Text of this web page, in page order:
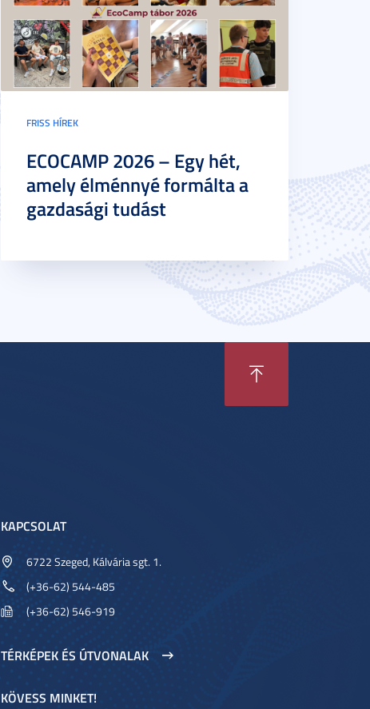
FRISS HÍREK
ECOCAMP 2026 – Egy hét,
amely élménnyé formálta a
gazdasági tudást
KAPCSOLAT
6722 Szeged, Kálvária sgt. 1.
(+36-62) 544-485
(+36-62) 546-919
TÉRKÉPEK ÉS ÚTVONALAK
KÖVESS MINKET!